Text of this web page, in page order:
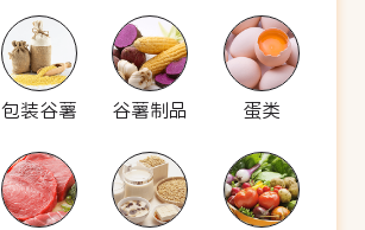
包装谷薯 谷薯制品 蛋类